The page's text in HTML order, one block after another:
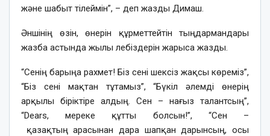
және шабыт тілеймін”, – деп жазды Димаш.
Әншінің өзін, өнерін құрметтейтін тыңдармандары
жазба астында жылы лебіздерін жарыса жазды.
“Сенің барыңа рахмет! Біз сені шексіз жақсы көреміз”,
“Біз сені мақтан тұтамыз”, “Бүкіл әлемді өнерің
арқылы біріктіре алдың. Сен – нағыз талантсың”,
“Dears, мереке құтты болсын!”, “Сен –
қазақтың арасынан дара шапқан дарынсың, осы